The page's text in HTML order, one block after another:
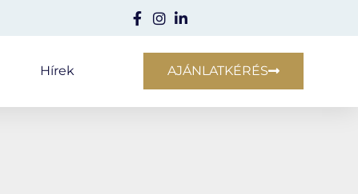
Hírek AJÁNLATKÉRÉS